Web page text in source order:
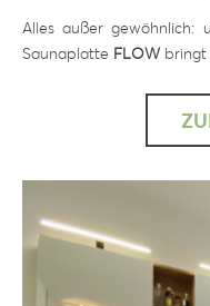
Alles außer gewöhnlich:
Saunaplatte FLOW